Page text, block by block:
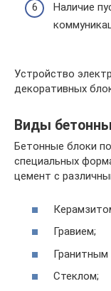
Наличие
Устройство
декоративных
Виды
Бетонные блоки
специальных
цемент с
Гравием;
Гранитным
Стеклом;